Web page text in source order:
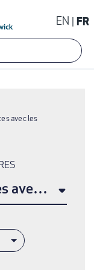
EN FR
avec les
avec les